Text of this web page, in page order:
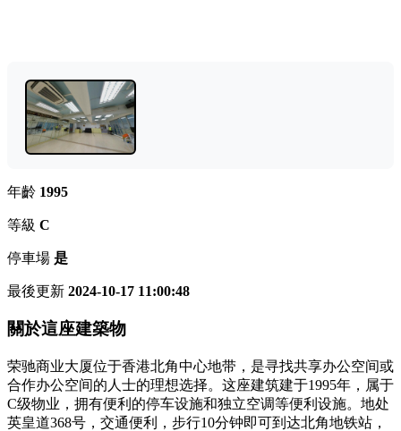
年齡 1995
等級 C
停車場 是
最後更新 2024-10-17 11:00:48
關於這座建築物
荣驰商业大厦位于香港北角中心地带，是寻找共享办公空间或
合作办公空间的人士的理想选择。这座建筑建于1995年，属于
C级物业，拥有便利的停车设施和独立空调等便利设施。地处
英皇道368号，交通便利，步行10分钟即可到达北角地铁站，